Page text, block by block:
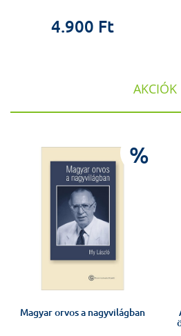
4.900 Ft
AKCIÓK
%
Magyar orvos a nagyvilágban